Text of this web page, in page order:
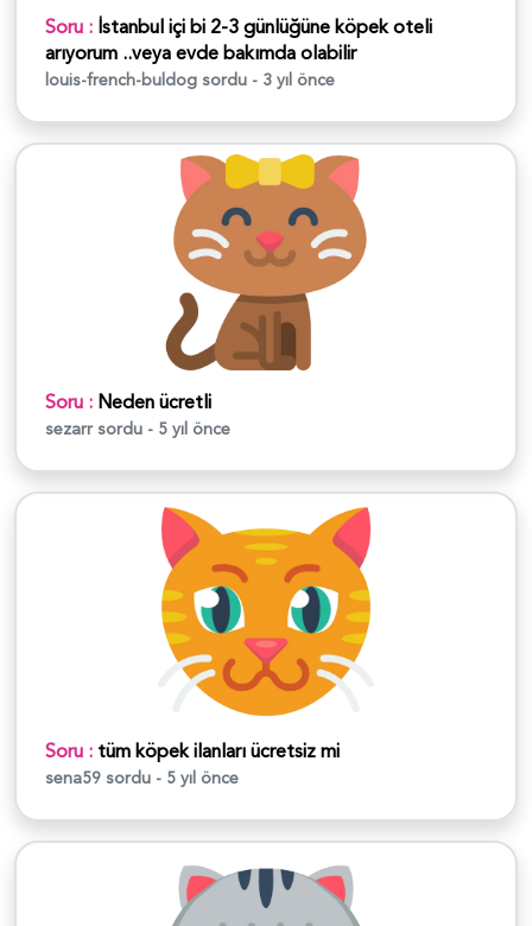
Soru : İstanbul içi bi 2-3 günlüğüne köpek oteli
arıyorum ..veya evde bakımda olabilir
louis-french-buldog sordu - 3 yıl önce
Soru : Neden ücretli
sezarrsordu - 5 yıl önce
Soru : tüm köpek ilanları ücretsiz mi
sena59 sordu - 5 yıl önce